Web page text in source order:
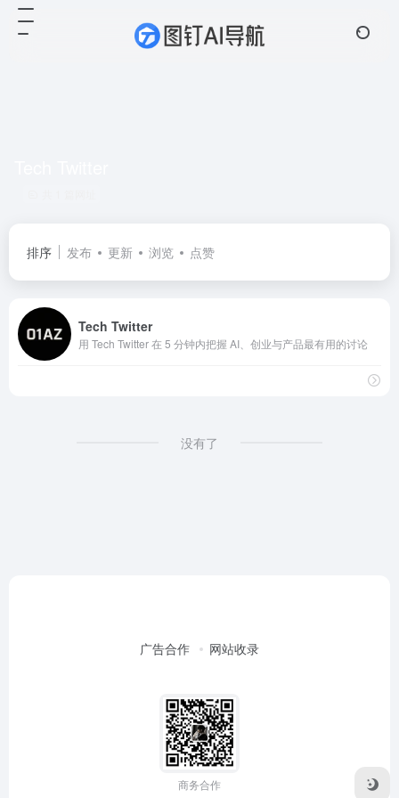
排序 发布 更新 浏览 点赞
Tech Twitter
用 Tech Twitter 在 5 分钟内把握 AI、创业与产品最有用的讨论
没有了
广告合作 网站收录
商务合作